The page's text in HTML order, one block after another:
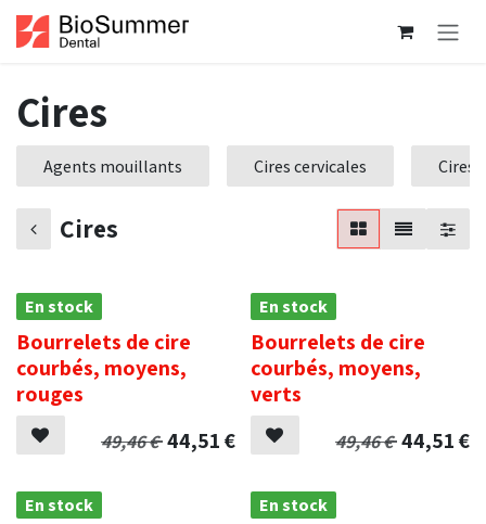
Se rendre au contenu
Cires
Agents mouillants Cires cervicales Cires
Cires
En stock
Bourrelets de cire
courbés, moyens,
rouges
49,46€ 44,51€
En stock
Bourrelets de cire
courbés, moyens,
verts
49,46€ 44,51€
En stock En stock